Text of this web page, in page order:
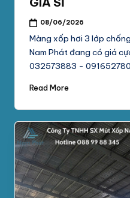
08/06/2026
Màng xốp hơi 3 lớp
Nam Phát đang có giá
032573883 -
Read More